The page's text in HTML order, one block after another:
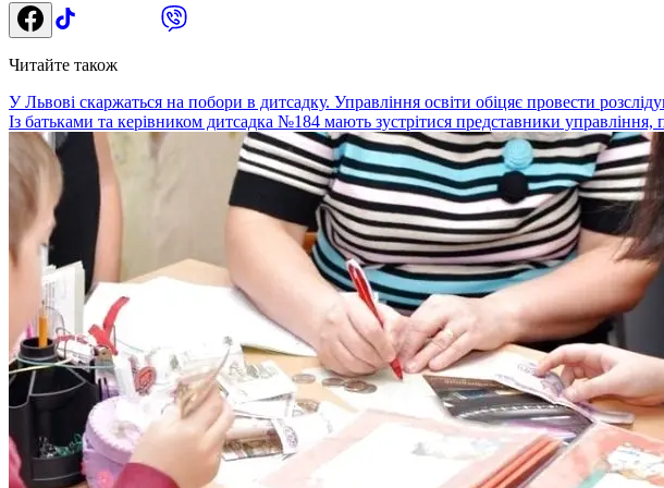
Читайте також
У Львові скаржаться на побори в дитсадку. Управління освіти обіцяє провести
Із батьками та керівником дитсадка №184 мають зустрітися представники